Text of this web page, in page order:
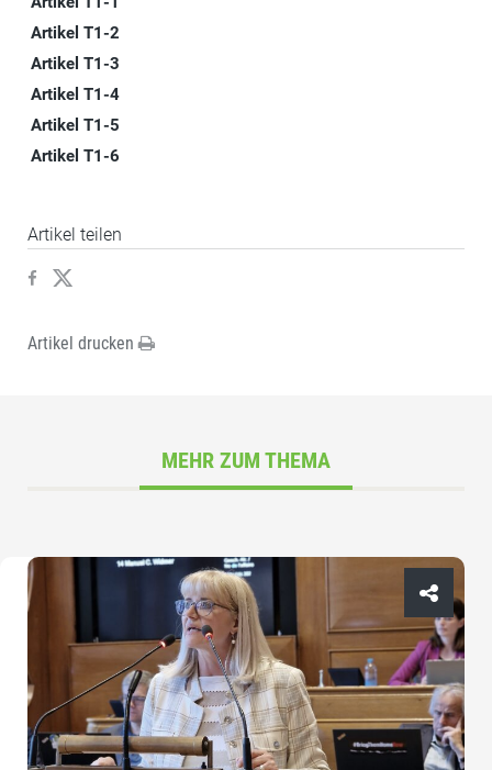
Artikel T1-2
Artikel T1-3
Artikel T1-4
Artikel T1-5
Artikel T1-6
Artikel teilen
Artikel drucken
MEHR ZUM THEMA